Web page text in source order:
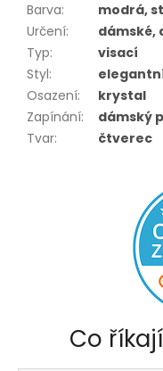
Barva:
modrá,
Určení:
dámské,
Typ:
visací
Styl:
Osazení:
krystal
Zapínání:
dámský
Tvar: čtverec
Co